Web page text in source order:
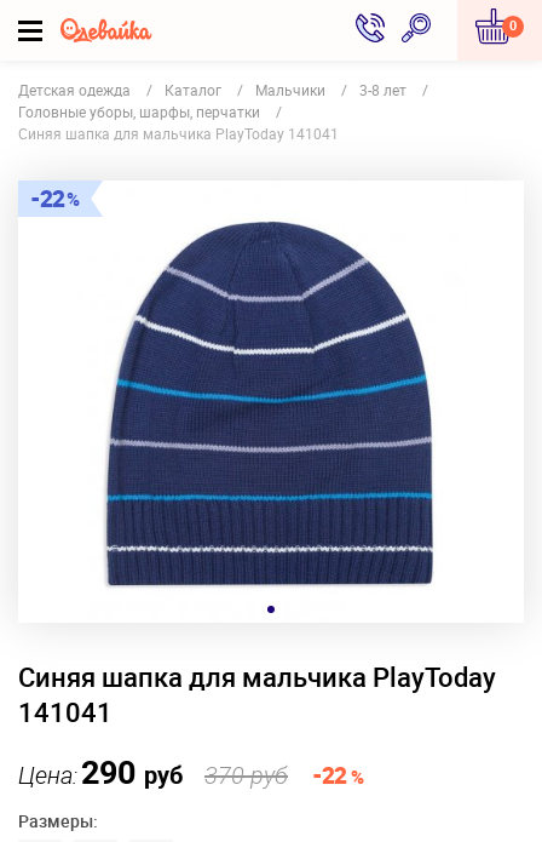
0
Детская одежда Каталог Мальчики
3-8 лет
Головные уборы, шарфы, перчатки
Синяя шапка для мальчика PlayToday 141041
22
Синяя шапка для мальчика PlayToday
141041
Цена:290 руб 370 руб -22%
Размеры: